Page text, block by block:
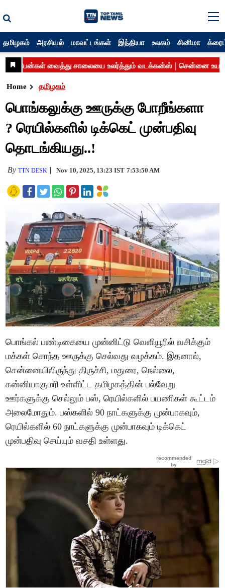
தமிழகம் அரசியல் மாவட்டங்கள் இந்தியா உலகம் சினிமா
Home தமிழகம்
பொங்கலுக்கு ஊருக்கு போறீங்களா
? ரெயில்களில் டிக்கெட் முன்பதிவு
தொடங்கியது..!
ByTTN DESK Nov 10, 2025, 13:23 IST 7:53:50 AM
பொங்கல் பண்டிகையை முன்னிட்டு வெளியூரில் வசிக்கும்
மக்கள் சொந்த ஊருக்கு செல்வது வழக்கம். இதனால்,
சென்னையிலிருந்து திருச்சி, மதுரை, நெல்லை,
கன்னியாகுமரி உள்ளிட்ட தமிழகத்தின் பல்வேறு
ஊர்களுக்கு செல்லும் பஸ், ரெயில்களில் பயணிகள் கூட்டம்
அலைமோதும். பஸ்களில் 90 நாட்களுக்கு முன்பாகவும்,
ரெயில்களில் 60 நாட்களுக்கு முன்பாகவும் டிக்கெட்
முன்பதிவு செய்யும் வசதி உள்ளது.